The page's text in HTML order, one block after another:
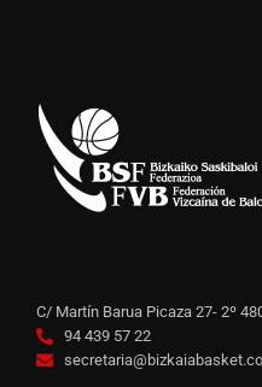
C/ Martín Barua Picaza 27- 2º
94 439 57 22